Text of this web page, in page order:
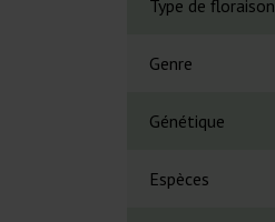
Type de floraison
Genre
Génétique
Espèces